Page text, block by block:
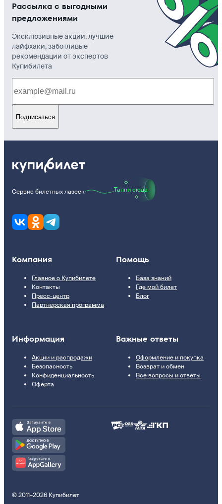
Рассылка с выгодными
предложениями
Эксклюзивные акции, лучшие
лайфхаки, заботливые
рекомендации от экспертов
Купибилета
Подписаться
Сервис билетных лазеек Тапни сюда
Компания
Главное о Купибилете
Контакты
Пресс-центр
Партнерская программа
Помощь
База знаний
Где мой билет
Блог
Информация
Акции и распродажи
Безопасность
Конфиденциальность
Оферта
Важные ответы
Оформление и покупка
Возврат и обмен
Все вопросы и ответы
© 2011–2026 Купибилет